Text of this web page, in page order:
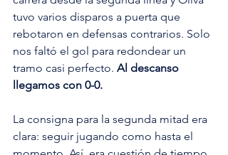
tuvo varios disparos a puerta que
rebotaron en defensas contrarios. Solo
nos faltó el gol para redondear un
tramo casi perfecto. Al descanso
llegamos con 0-0.
La consigna para la segunda mitad era
clara: seguir jugando como hasta el